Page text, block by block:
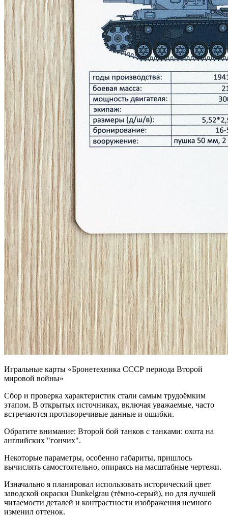
Игральные карты «Бронетехника СССР периода Второй
мировой войны»
Сбор и проверка характеристик стали самым трудоёмким
этапом. В открытых источниках, включая уважаемые, часто
встречаются противоречивые данные и ошибки.
Обратите внимание: Второй бой танков с танками: охота на
английских "гончих".
Некоторые параметры, особенно габариты, пришлось
вычислять самостоятельно, опираясь на масштабные чертежи.
Изначально я планировал использовать исторический цвет
заводской окраски Dunkelgrau (тёмно-серый), но для лучшей
читаемости деталей и контрастности изображения немного
изменил оттенок.